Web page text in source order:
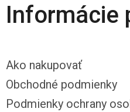
Informácie
Ako nakupovať
Obchodné podmienky
Podmienky ochrany